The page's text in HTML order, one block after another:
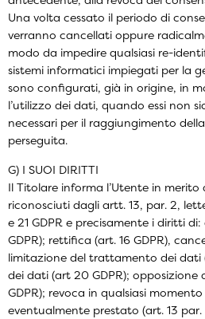
Una volta cessato il periodo di
verranno cancellati oppure
modo da impedire qualsiasi re-
sistemi informatici impiegati per la
sono configurati, già in origine, in
l’utilizzo dei dati, quando essi non
necessari per il raggiungimento
perseguita.
G) I SUOI DIRITTI
Il Titolare informa l’Utente in merito
riconosciuti dagli artt. 13, par. 2,
e 21 GDPR e precisamente i diritti
GDPR); rettifica (art. 16 GDPR),
limitazione del trattamento dei dati
dei dati (art 20 GDPR);
GDPR); revoca in qualsiasi
eventualmente prestato (art. 13 par.